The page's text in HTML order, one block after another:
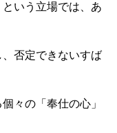
いう立場では、あ
否定できないすば
々の「奉仕の心」